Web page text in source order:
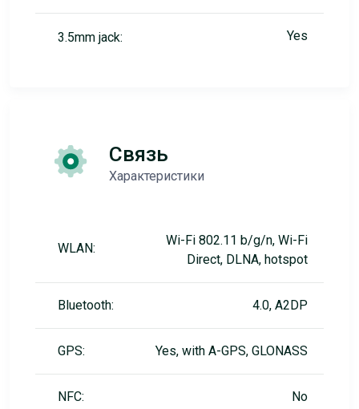
3.5mm jack: Yes
Связь
Характеристики
WLAN:
Wi-Fi 802.11 b/g/n, Wi-Fi
Direct, DLNA, hotspot
Bluetooth: 4.0, A2DP
GPS: Yes, with A-GPS, GLONASS
NFC: No